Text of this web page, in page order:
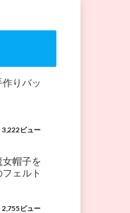
りバッ
3,222ビュー
帽子を
フェルト
2,755ビュー